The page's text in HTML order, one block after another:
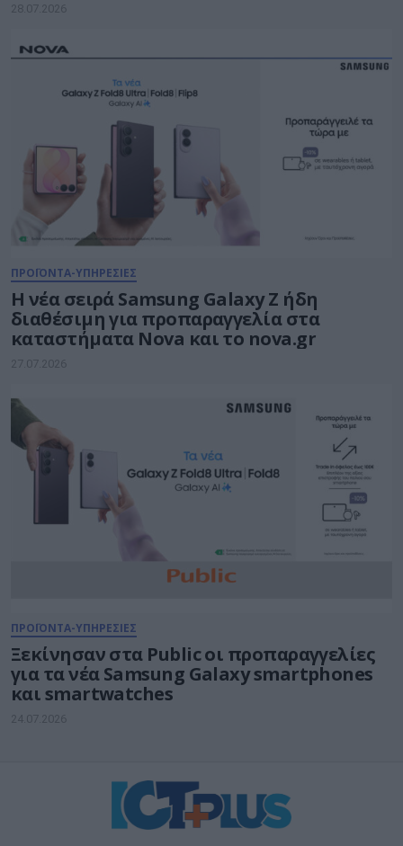
28.07.2026
ΠΡΟΪΟΝΤΑ-ΥΠΗΡΕΣΙΕΣ
Η νέα σειρά Samsung Galaxy Ζ ήδη
διαθέσιμη για προπαραγγελία στα
καταστήματα Nova και το nova.gr
27.07.2026
ΠΡΟΪΟΝΤΑ-ΥΠΗΡΕΣΙΕΣ
Ξεκίνησαν στα Public οι προπαραγγελίες
για τα νέα Samsung Galaxy smartphones
και smartwatches
24.07.2026